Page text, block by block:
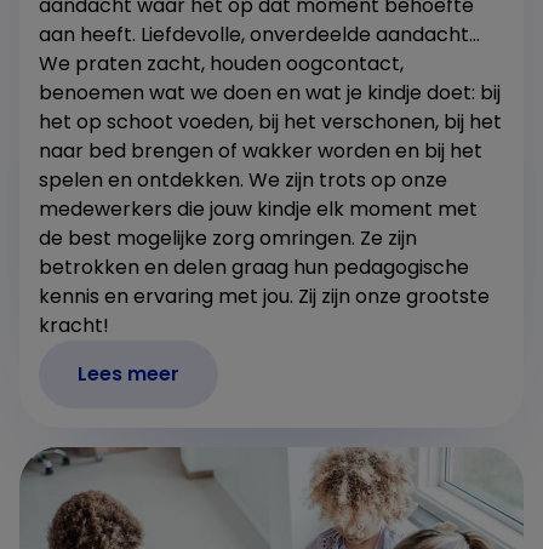
aan heeft. Liefdevolle, onverdeelde aandacht…
We praten zacht, houden oogcontact,
benoemen wat we doen en wat je kindje doet: bij
het op schoot voeden, bij het verschonen, bij het
naar bed brengen of wakker worden en bij het
spelen en ontdekken. We zijn trots op onze
medewerkers die jouw kindje elk moment met
de best mogelijke zorg omringen. Ze zijn
betrokken en delen graag hun pedagogische
kennis en ervaring met jou. Zij zijn onze grootste
kracht!
Lees meer